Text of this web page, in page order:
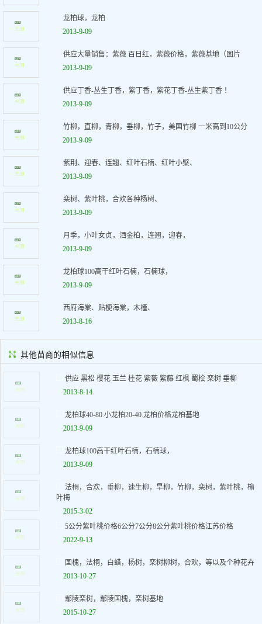
龙柏球，龙柏
2013-9-09
供应大量销售：紫薇 百日红，紫薇价格，紫薇基地（图片
2013-9-09
供应丁香-丛生丁香，紫丁香，紫花丁香-丛生紫丁香 ！
2013-9-09
竹柳，直柳，青柳，垂柳，竹子，美国竹柳 一米高到10公分
2013-9-09
紫荆、迎春、连翘、红叶石楠、红叶小檗、
2013-9-09
栾树、紫叶桃，合欢各种杨树、
2013-9-09
月季，小叶女贞，洒金柏，连翘，迎春，
2013-9-09
龙柏球100高干红叶石楠，石楠球，
2013-9-09
西府海棠、贴梗海棠，木槿、
2013-8-16
其他苗商的相似信息
供应 黑松 樱花 玉兰 桂花 紫薇 紫藤 红枫 蜀桧 栾树 垂柳
2013-8-14
龙柏球40-80.小龙柏20-40.龙柏价格龙柏基地
2013-9-09
龙柏球100高干红叶石楠，石楠球，
2013-9-09
法桐，合欢，垂柳，速生柳，旱柳，竹柳，栾树，紫叶桃，榆
叶梅
2015-3-02
5公分紫叶桃价格6公分7公分8公分紫叶桃价格江苏价格
2022-9-13
国槐，法桐，白蜡，杨树，栾树柳树，合欢，等以及个种花卉
2013-10-27
鄢陵栾树，鄢陵国槐，栾树基地
2015-10-27